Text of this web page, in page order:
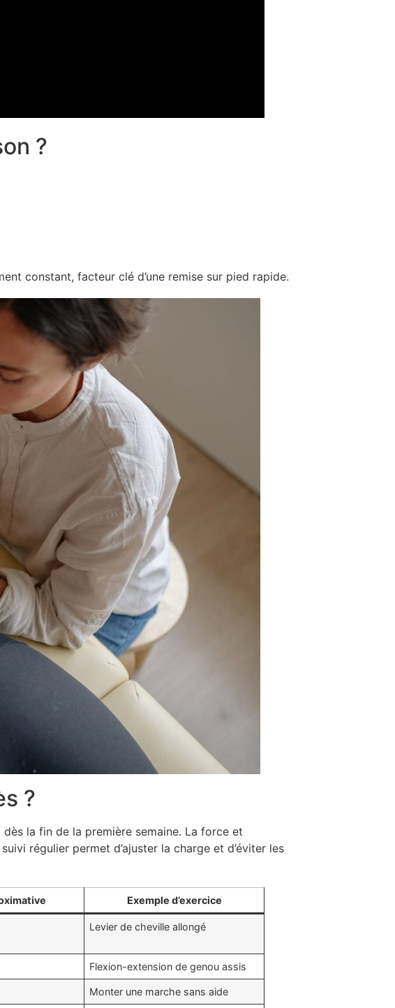
?
constant, facteur clé d’une remise sur pied rapide.
?
la fin de la première semaine. La force et
régulier permet d’ajuster la charge et d’éviter les
Exemple d’exercice
Levier de cheville allongé
Flexion-extension de genou assis
Monter une marche sans aide